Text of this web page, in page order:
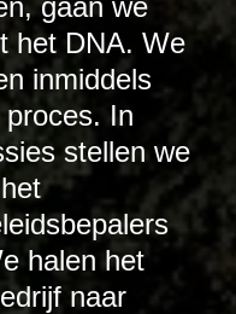
het DNA. We
inmiddels
In
stellen we
halen het
naar